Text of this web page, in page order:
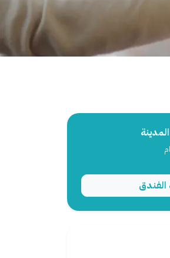
الفندق